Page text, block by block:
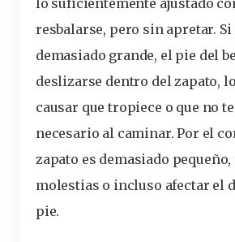
resbalarse, pero sin apretar. Si
demasiado grande, el pie del
deslizarse dentro del zapato,
causar que tropiece o que no
necesario al caminar. Por el
zapato es demasiado
molestias o incluso afectar el
pie.